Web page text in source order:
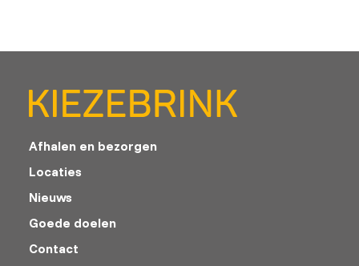
Afhalen en bezorgen
Locaties
Nieuws
Goede doelen
Contact